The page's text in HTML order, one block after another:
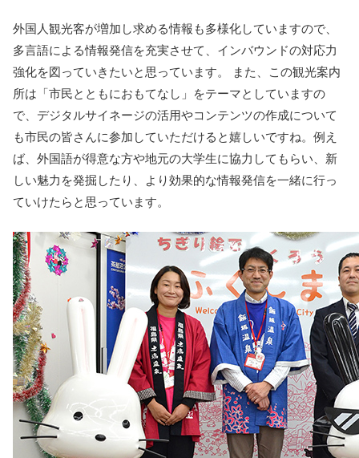
外国人観光客が増加し求める情報も多様化していますので、
多言語による情報発信を充実させて、インバウンドの対応力
強化を図っていきたいと思っています。 また、この観光案内
所は「市民とともにおもてなし」をテーマとしていますの
で、デジタルサイネージの活用やコンテンツの作成について
も市民の皆さんに参加していただけると嬉しいですね。例え
ば、外国語が得意な方や地元の大学生に協力してもらい、新
しい魅力を発掘したり、より効果的な情報発信を一緒に行っ
ていけたらと思っています。